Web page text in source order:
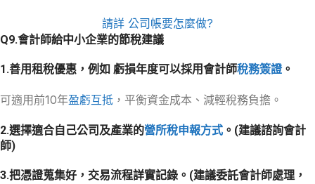
請詳 公司帳要怎麼做?
Q9.會計師給中小企業的節稅建議
1.善用租稅優惠，例如 虧損年度可以採用會計師稅務簽證 。
可適用前10年盈虧互抵 ，平衡資金成本、減輕稅務負擔。
2.選擇適合自己公司及產業的營所稅申報方式 。(建議諮詢會計
師)
3.把憑證蒐集好，交易流程詳實記錄。(建議委託會計師處理，